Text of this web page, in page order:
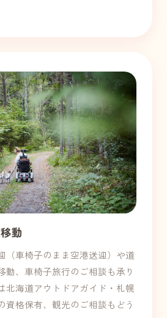
動
（車椅子のまま空港送迎）や道
動、車椅子旅行のご相談も承り
北海道アウトドアガイド・札幌
資格保有、観光のご相談もどう